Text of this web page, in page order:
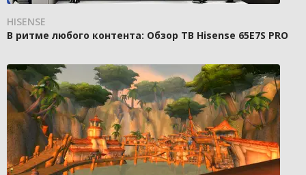
HISENSE
В ритме любого контента: Обзор ТВ Hisense 65E7S PRO